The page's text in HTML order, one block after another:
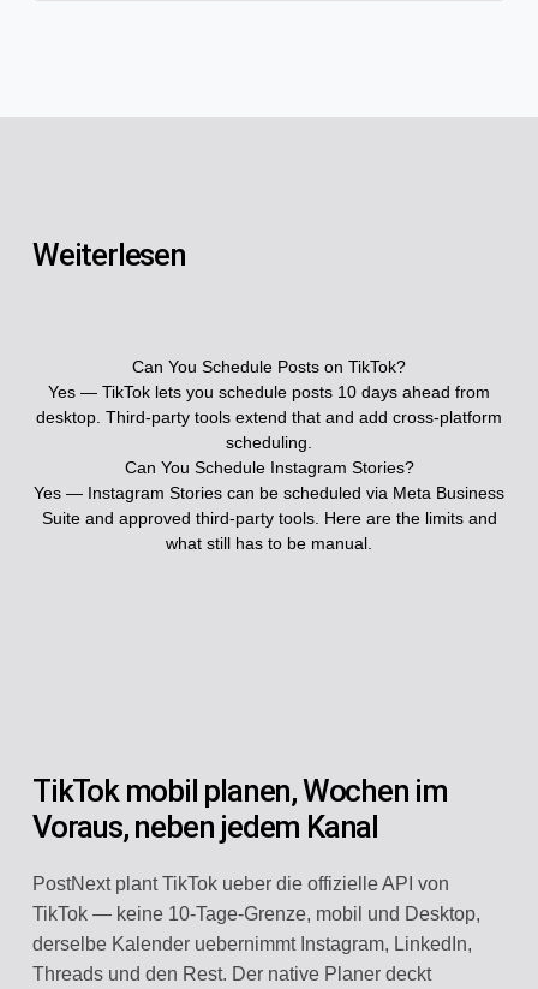
Weiterlesen
Can You Schedule Posts on TikTok?
Yes — TikTok lets you schedule posts 10 days ahead from
desktop. Third-party tools extend that and add cross-platform
scheduling.
Can You Schedule Instagram Stories?
Yes — Instagram Stories can be scheduled via Meta Business
Suite and approved third-party tools. Here are the limits and
what still has to be manual.
TikTok mobil planen, Wochen im
Voraus, neben jedem Kanal
PostNext plant TikTok ueber die offizielle API von
TikTok — keine 10-Tage-Grenze, mobil und Desktop,
derselbe Kalender uebernimmt Instagram, LinkedIn,
Threads und den Rest. Der native Planer deckt